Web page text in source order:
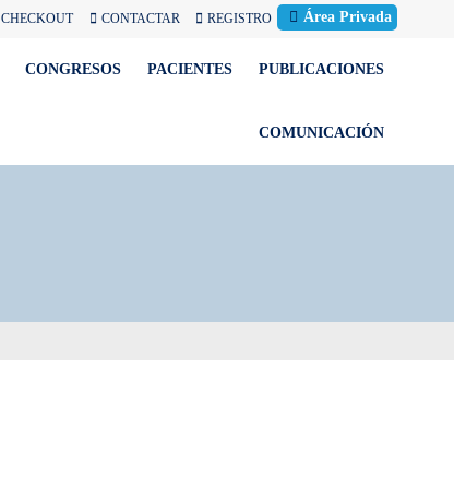
CHECKOUT CONTACTAR REGISTRO Área Privada
CONGRESOS PACIENTES PUBLICACIONES
COMUNICACIÓN